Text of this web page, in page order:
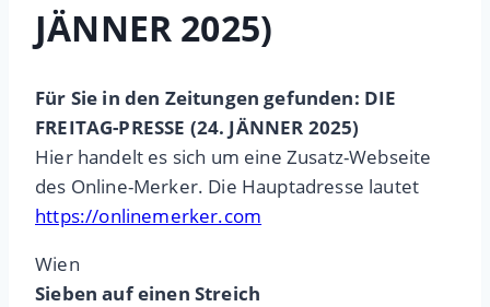
JÄNNER 2025)
Für Sie in den Zeitungen gefunden: DIE
FREITAG-PRESSE (24. JÄNNER 2025)
Hier handelt es sich um eine Zusatz-Webseite
des Online-Merker. Die Hauptadresse lautet
https://onlinemerker.com
Wien
Sieben auf einen Streich